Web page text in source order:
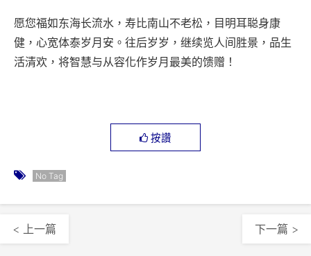
愿您福如东海长流水，寿比南山不老松，目明耳聪身康
健，心宽体泰岁月安。往后岁岁，继续览人间胜景，品生
活清欢，将智慧与从容化作岁月最美的馈赠！
按讚
No Tag
< 上一篇 下一篇 >